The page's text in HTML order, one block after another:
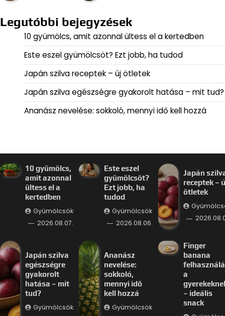
Legutóbbi bejegyzések
10 gyümölcs, amit azonnal ültess el a kertedben
Este eszel gyümölcsöt? Ezt jobb, ha tudod
Japán szilva receptek – új ötletek
Japán szilva egészségre gyakorolt hatása – mit tud?
Ananász nevelése: sokkoló, mennyi idő kell hozzá
10 gyümölcs,
amit azonnal
ültess el a
kertedben
Gyümölcsök
2026.08.07.
Este eszel
gyümölcsöt?
Ezt jobb, ha
tudod
Gyümölcsök
2026.08.06.
Japán
receptek –
ötletek
Japán szilva
egészségre
gyakorolt
hatása – mit
tud?
Gyümölcsök
Ananász
nevelése:
sokkoló,
mennyi idő
kell hozzá
Gyümölcsök
Finger
banana
a
– ideális
snack